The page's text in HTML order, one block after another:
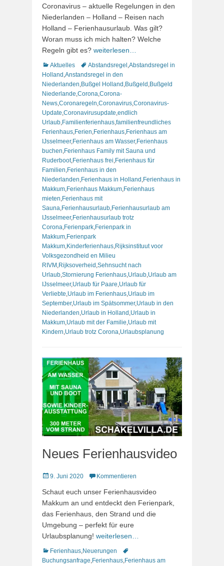
Coronavirus – aktuelle Regelungen in den
Niederlanden – Holland – Reisen nach
Holland – Ferienhausurlaub. Was gilt?
Woran muss ich mich halten? Welche
Regeln gibt es? weiterlesen…
Kategorien
Aktuelles Schlagworte
Abstandsregel Abstandsregel in
Holland Anstandsregel in den
Niederlanden Bußgel Holland Bußgeld Bußgeld
Niederlande Corona Corona-
News Coronaregeln Coronavirus Coronavirus-
Update Coronavirusupdate endlich
Urlaub Familienferienhaus familienfreundliches
Ferienhaus Ferien Ferienhaus Ferienhaus am
IJsselmeer, Ferienhaus am Wasser, Ferienhaus
buchen Ferienhaus Family mit Sauna und
Ruderboot, Ferienhaus frei Ferienhaus für
Familien Ferienhaus in den
Niederlanden Ferienhaus in Holland Ferienhaus in
Makkum Ferienhaus Makkum Ferienhaus
mieten Ferienhaus mit
Sauna Ferienhausurlaub Ferienhausurlaub am
IJsselmeer, Ferienhausurlaub trotz
Corona Ferienpark Ferienpark in
Makkum Ferienpark
Makkum Kinderferienhaus Rijksinstituut voor
Volksgezondheid en Milieu
RIVM Rijksoverheid Sehnsucht nach
Urlaub Stornierung Ferienhaus Urlaub Urlaub am
IJsselmeer, Urlaub für Paare Urlaub für
Verliebte Urlaub im Ferienhaus Urlaub im
September, Urlaub im Spätsommer, Urlaub in den
Niederlanden Urlaub in Holland Urlaub in
Makkum Urlaub mit der Familie Urlaub mit
Kindern Urlaub trotz Corona Urlaubsplanung
Neues Ferienhausvideo
Veröffentlicht
9. Juni 2020 Kommentieren
Schaut euch unser Ferienhausvideo
Makkum an und entdeckt den Ferienpark,
das Ferienhaus, den Strand und die
Umgebung – perfekt für eure
Urlaubsplanung! weiterlesen…
Kategorien
Ferienhaus,Neuerungen
Schlagworte
Buchungsanfrage,Ferienhaus,Ferienhaus am